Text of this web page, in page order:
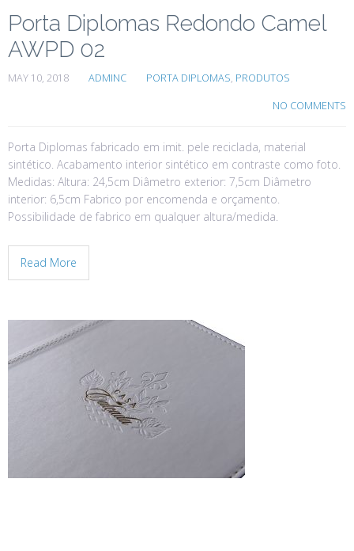
Porta Diplomas Redondo Camel
AWPD 02
MAY 10, 2018 ADMINC PORTA DIPLOMAS, PRODUTOS
NO COMMENTS
Porta Diplomas fabricado em imit. pele reciclada, material
sintético. Acabamento interior sintético em contraste como foto.
Medidas: Altura: 24,5cm Diâmetro exterior: 7,5cm Diâmetro
interior: 6,5cm Fabrico por encomenda e orçamento.
Possibilidade de fabrico em qualquer altura/medida.
Read More